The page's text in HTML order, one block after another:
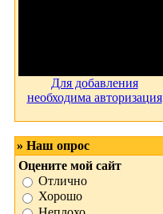
Для добавления
необходима авторизация
» Наш опрос
Оцените мой сайт
Отлично
Хорошо